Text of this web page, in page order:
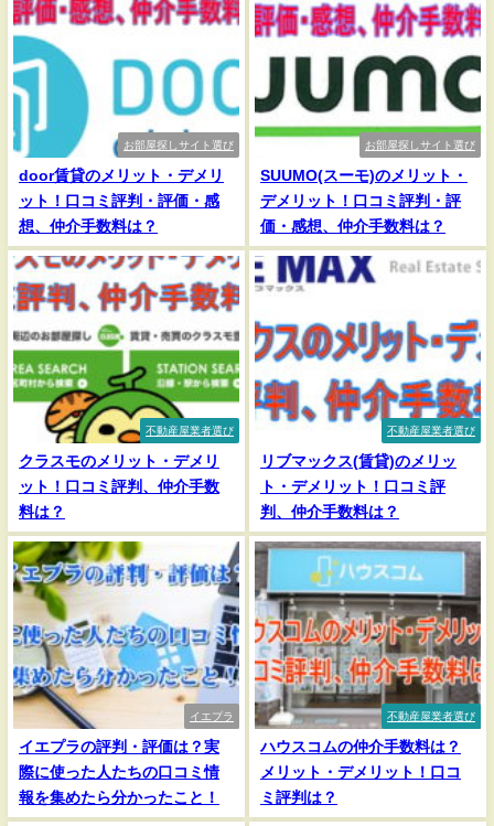
お部屋探しサイト選び
door賃貸のメリット・デメリ
ット！口コミ評判・評価・感
想、仲介手数料は？
お部屋探しサイト選び
SUUMO(スーモ)のメリット・
デメリット！口コミ評判・評
価・感想、仲介手数料は？
不動産屋業者選び
クラスモのメリット・デメリ
ット！口コミ評判、仲介手数
料は？
不動産屋業者選び
リブマックス(賃貸)のメリッ
ト・デメリット！口コミ評
判、仲介手数料は？
イエプラ
イエプラの評判・評価は？実
際に使った人たちの口コミ情
報を集めたら分かったこと！
不動産屋業者選び
ハウスコムの仲介手数料は？
メリット・デメリット！口コ
ミ評判は？